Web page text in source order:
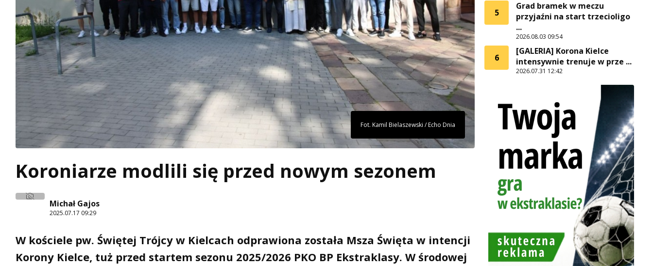
Fot. Kamil Bielaszewski / Echo Dnia
Koroniarze modlili się przed nowym sezonem
Michał Gajos
2025.07.17 09:29
W kościele pw. Świętej Trójcy w Kielcach odprawiona została Msza Święta w intencji
Korony Kielce, tuż przed startem sezonu 2025/2026 PKO BP Ekstraklasy. W środowej
5
Grad bramek w meczu
przyjaźni na start trzecioligo
...
2026.08.03 09:54
6
[GALERIA] Korona Kielce
intensywnie trenuje w prze ...
2026.07.31 12:42